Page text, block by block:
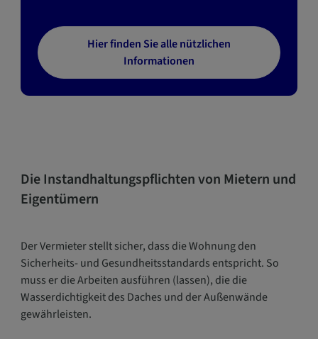
Hier finden Sie alle nützlichen
Informationen
Die Instandhaltungspflichten von Mietern und
Eigentümern
Der Vermieter stellt sicher, dass die Wohnung den
Sicherheits- und Gesundheitsstandards entspricht. So
muss er die Arbeiten ausführen (lassen), die die
Wasserdichtigkeit des Daches und der Außenwände
gewährleisten.